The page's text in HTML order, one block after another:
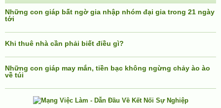
Những con giáp bất ngờ gia nhập nhóm đại gia trong 21 ngày
tới
Khi thuê nhà cần phải biết điều gì?
Những con giáp may mắn, tiền bạc không ngừng chảy ào ào
về túi